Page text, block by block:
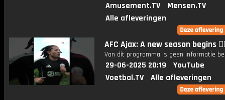
Amusement.TV
Mensen.TV
Alle afleveringen
AFC Ajax: A new season begins
Van dit programma is geen informatie
29-06-2025 20:19
YouTube
Voetbal.TV
Alle afleveringen